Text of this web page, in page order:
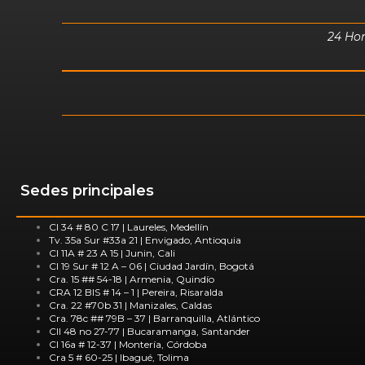
24
Sedes principales
Cl 34 # 80 C 17 | Laureles, Medellín
Tv. 35a Sur #33a 21 | Envigado, Antioquia
Cl 11A # 23 A 15 | Junin, Cali
Cl 19 Sur # 12 A – 06 | Ciudad Jardín, Bogotá
Cra. 15 ## 54-18 | Armenia, Quindío
CRA 12 BIS # 14 – 1 | Pereira, Risaralda
Cra. 22 #70b 31 | Manizales, Caldas
Cra. 78c ## 79B – 37 | Barranquilla, Atlántico
Cll 48 no 27-77 | Bucaramanga, Santander
Cl 16a # 12-37 | Montería, Córdoba
Cra 5 # 60-25 | Ibagué, Tolima